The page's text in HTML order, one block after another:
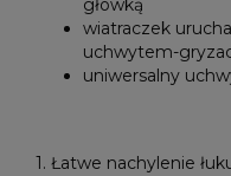
główką
wiatraczek
uchwytem-
uniwersalny
1. Łatwe nachylenie